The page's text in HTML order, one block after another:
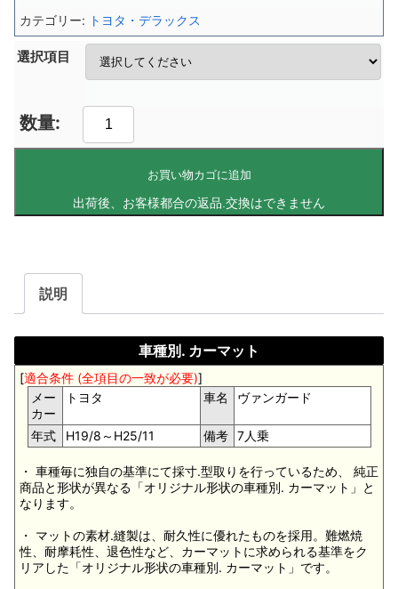
選択項目
お買い物カゴに追加
カテゴリー: トヨタ・デラックス
説明
車種別. カーマット
[適合条件 (全項目の一致が必要)]
メー
カー
トヨタ 車名 ヴァンガード
年式 H19/8～H25/11 備考 7人乗
・ 車種毎に独自の基準にて採寸.型取りを行っているため、 純正
商品と形状が異なる「オリジナル形状の車種別. カーマット」と
なります。
・ マットの素材.縫製は、耐久性に優れたものを採用。難燃焼
性、耐摩耗性、退色性など、カーマットに求められる基準をク
リアした「オリジナル形状の車種別. カーマット」です。